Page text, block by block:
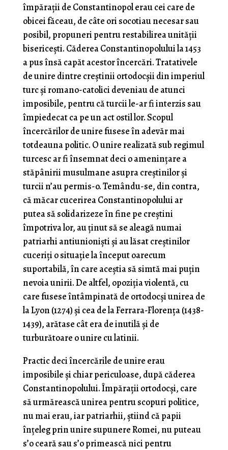
împăraţii de Constantinopol erau cei care de
obicei făceau, de câte ori socotiau necesar sau
posibil, propuneri pentru restabilirea unităţii
bisericeşti. Căderea Constantinopolului la 1453
a pus însă capăt acestor încercări. Tratativele
de unire dintre creştinii ortodocşii din imperiul
turc şi romano-catolici deveniau de atunci
imposibile, pentru că turcii le-ar fi interzis sau
împiedecat ca pe un act ostil lor. Scopul
încercărilor de unire fusese în adevăr mai
totdeauna politic. O unire realizată sub regimul
turcesc ar fi însemnat deci o ameninţare a
stăpânirii musulmane asupra creştinilor şi
turcii n’au permis-o. Temându-se, din contra,
că măcar cucerirea Constantinopolului ar
putea să solidarizeze în fine pe creştini
împotriva lor, au ţinut să se aleagă numai
patriarhi antiunionişti şi au lăsat creştinilor
cuceriţi o si­tuaţie la început oarecum
suportabilă, în care aceştia să simtă mai puţin
nevoia unirii. De altfel, opoziţia violentă, cu
care fusese întâmpinată de ortodocşi unirea de
la Lyon (1274) şi cea de la Ferrara-Florenţa (1438-
1439), arătase cât era de inutilă şi de
turburătoare o unire cu latinii.
Practic deci încercările de unire erau
imposibile şi chiar periculoase, după căderea
Constantinopolului. Împă­raţii ortodocşi, care
să urmărească unirea pentru scopuri politice,
nu mai erau, iar patriarhii, ştiind că papii
înţeleg prin unire supunere Romei, nu puteau
s’o ceară sau s’o primească nici pentru